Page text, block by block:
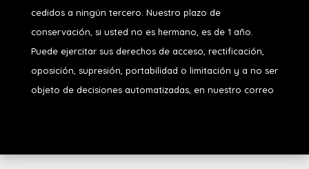
cedidos a ningún tercero. Nuestro plazo de
conservación, si usted no es hermano, es de 1 año.
Puede ejercitar sus derechos de acceso, rectificación,
oposición, supresión, portabilidad o limitación y a no ser
objeto de decisiones automatizadas, en nuestro correo